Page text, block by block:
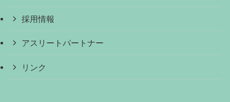
採用情報
アスリートパートナー
リンク